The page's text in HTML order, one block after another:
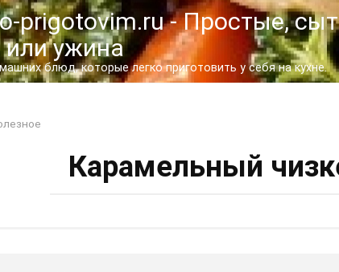
prigotovim.ru - Простые,
или ужина
блюд, которые легко приготовить у себя на кухне.
Карамельный